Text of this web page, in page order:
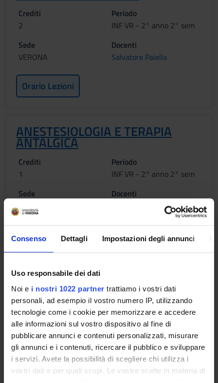
Consenso Dettagli Impostazioni degli annunci
Uso responsabile dei dati
Noi e i nostri 1022 partner trattiamo i vostri dati
personali, ad esempio il vostro numero IP, utilizzando
tecnologie come i cookie per memorizzare e accedere
alle informazioni sul vostro dispositivo al fine di
pubblicare annunci e contenuti personalizzati, misurare
gli annunci e i contenuti, ricercare il pubblico e sviluppare
i servizi. Avete la possibilità di scegliere chi utilizza i
vostri dati e per quali scopi. Le vostre scelte in materia di
Crediti
2
Periodo
INF VR - 2° anno 2° sem
Sede
VERONA
Docenti
Salvatore Paiella
Orario Lezioni
ANESTESIOLOGIA E TERAPIA
ANTALGICA
Crediti
1
Periodo
INF VR - 2° anno 2° sem
Sede
VERONA
Docenti
Orario Lezioni
ORTOPEDIA E TRAUMATOLOGIA
Crediti
1
Periodo
INF VR - 2° anno 2° sem
Sede
VERONA
Docenti
Roberto Valentini
Orario Lezioni